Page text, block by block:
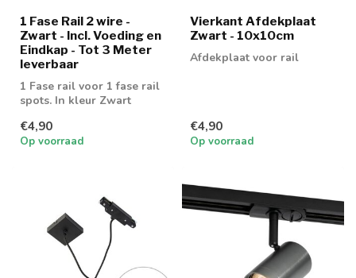
1 Fase Rail 2 wire -
Zwart - Incl. Voeding en
Eindkap - Tot 3 Meter
leverbaar
1 Fase rail voor 1 fase rail
spots. In kleur Zwart
€4,90
Op voorraad
Vierkant Afdekplaat
Zwart - 10x10cm
Afdekplaat voor rail
€4,90
Op voorraad